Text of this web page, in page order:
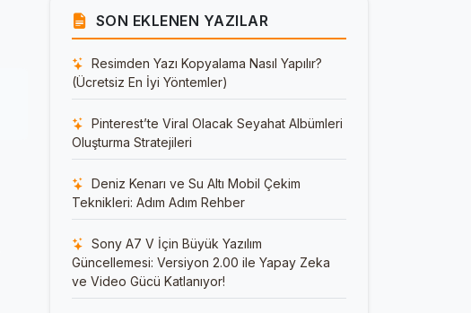
SON EKLENEN YAZILAR
Resimden Yazı Kopyalama Nasıl Yapılır?
(Ücretsiz En İyi Yöntemler)
Pinterest’te Viral Olacak Seyahat Albümleri
Oluşturma Stratejileri
Deniz Kenarı ve Su Altı Mobil Çekim
Teknikleri: Adım Adım Rehber
Sony A7 V İçin Büyük Yazılım
Güncellemesi: Versiyon 2.00 ile Yapay Zeka
ve Video Gücü Katlanıyor!